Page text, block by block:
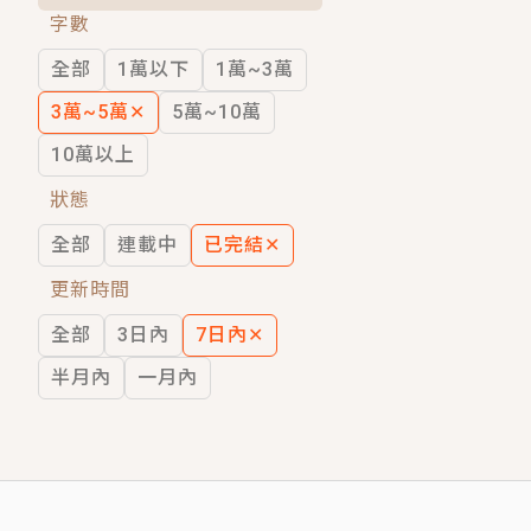
穿越｜《穿越遠古後成了野人娘子》你
字數
全部
1萬以下
1萬~3萬
3萬~5萬 ✕
5萬~10萬
10萬以上
狀態
全部
連載中 已完結✕
更新時間
全部
3日內 7日內 ✕
半月內
一月內